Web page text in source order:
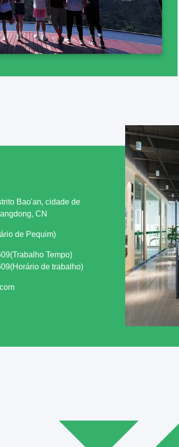
Bao'an, cidade de
CN
de Pequim)
Tempo)
de trabalho)